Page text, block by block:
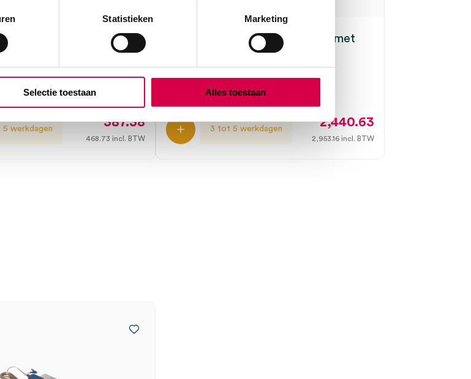
Statistieken Marketing
Selectie toestaan Alles toestaan
accessoires B700/B
werkdagen 387.38
468.73 incl. BTW
ALSA Alsatom SU 140D-MPC met
toebehoren (set)
1 set, 160W
3 tot 5 werkdagen 2,440.63
2,953.16incl. BTW